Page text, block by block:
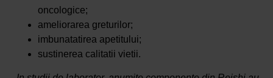
oncologice;
ameliorarea greturilor;
imbunatatirea apetitului;
sustinerea calitatii vietii.